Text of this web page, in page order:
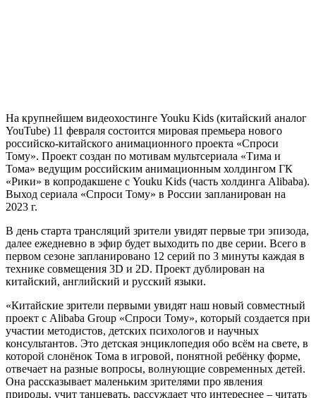
На крупнейшем видеохостинге Youku Kids (китайский аналог
YouTube) 11 февраля состоится мировая премьера нового
российско-китайского анимационного проекта «Спроси
Тому». Проект создан по мотивам мультсериала «Тима и
Тома» ведущим российским анимационным холдингом ГК
«Рики» в копродакшене с Youku Kids (часть холдинга Alibaba).
Выход сериала «Спроси Тому» в России запланирован на
2023 г.
В день старта трансляций зрители увидят первые три эпизода,
далее ежедневно в эфир будет выходить по две серии. Всего в
первом сезоне запланировано 12 серий по 3 минуты каждая в
технике совмещения 3D и 2D. Проект дублирован на
китайский, английский и русский языки.
«Китайские зрители первыми увидят наш новый совместный
проект с Alibaba Group «Спроси Тому», который создается при
участии методистов, детских психологов и научных
консультантов. Это детская энциклопедия обо всём на свете, в
которой слонёнок Тома в игровой, понятной ребёнку форме,
отвечает на разные вопросы, волнующие современных детей.
Она рассказывает маленьким зрителями про явления
природы, учит танцевать, рассуждает что интереснее – читать